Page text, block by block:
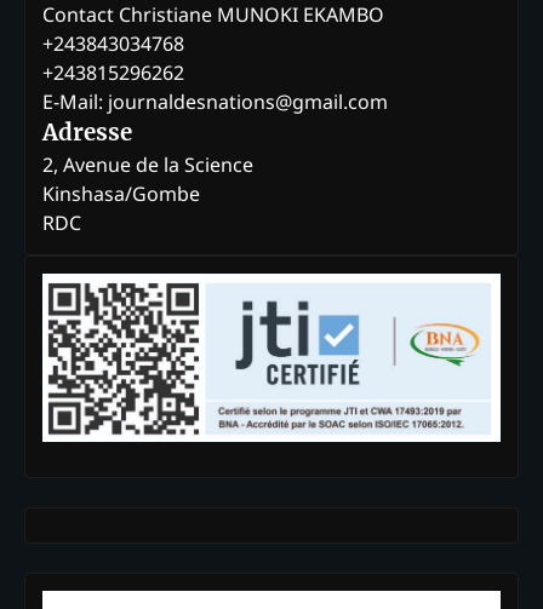
Contact Christiane MUNOKI EKAMBO
+243843034768
+243815296262
E-Mail: journaldesnations@gmail.com
Adresse
2, Avenue de la Science
Kinshasa/Gombe
RDC